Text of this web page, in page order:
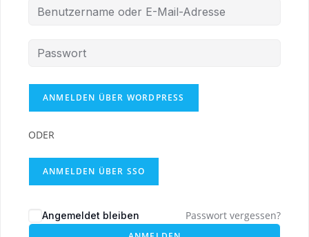
ODER
ANMELDEN ÜBER SSO
Angemeldet bleiben Passwort vergessen?